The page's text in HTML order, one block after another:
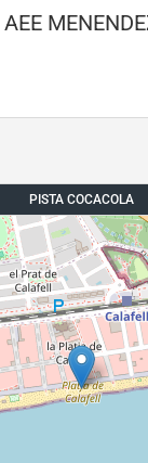
AEE
PISTA COCACOLA